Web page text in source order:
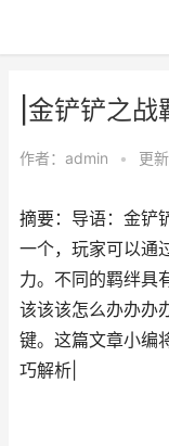
|金铲铲之
作者： admin • 更
摘要：导语：金铲
一个，玩家可以通
力。不同的羁绊具
该该该怎么办办办
键。这篇文章小编
巧解析|